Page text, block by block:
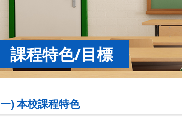
課程特色/目標
一) 本校課程特色